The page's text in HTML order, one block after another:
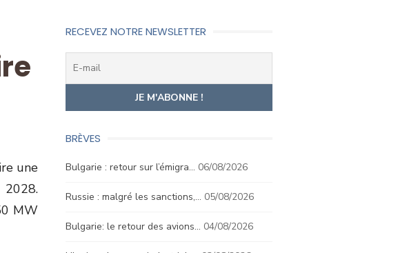
une
2028.
MW
RECEVEZ NOTRE NEWSLETTER
BRÈVES
Bulgarie : retour sur l’émigra… 06/08/2026
Russie : malgré les sanctions,… 05/08/2026
Bulgarie: le retour des avions… 04/08/2026